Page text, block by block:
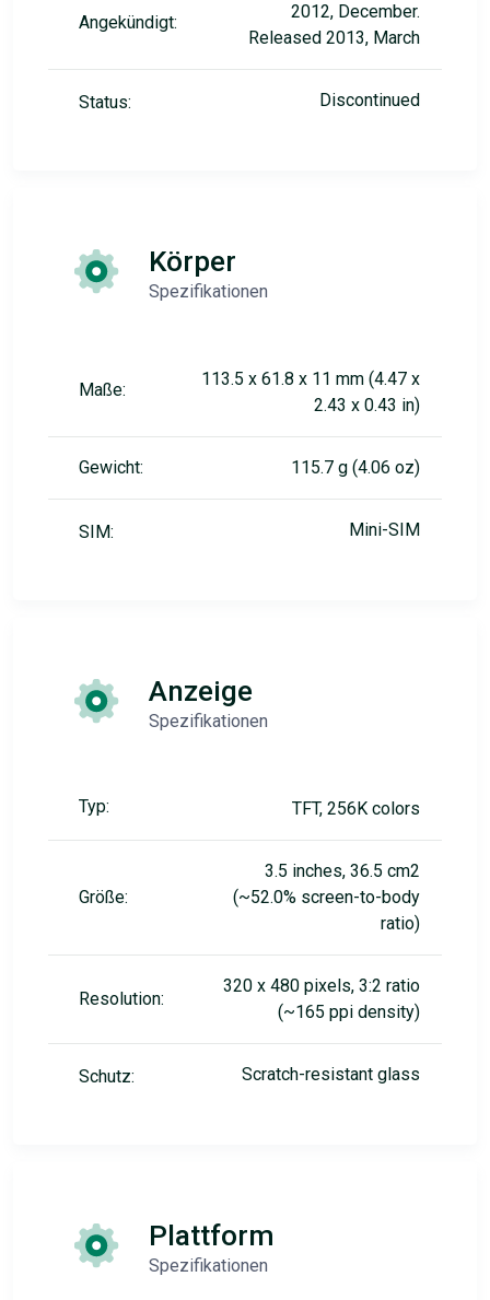
Angekündigt:
2012, December.
Released 2013, March
Status: Discontinued
Körper
Spezifikationen
Maße:
113.5 x 61.8 x 11 mm (4.47 x
2.43 x 0.43 in)
Gewicht: 115.7 g (4.06 oz)
SIM: Mini-SIM
Anzeige
Spezifikationen
Typ: TFT, 256K colors
Größe:
3.5 inches, 36.5 cm2
(~52.0% screen-to-body
ratio)
Resolution:
320 x 480 pixels, 3:2 ratio
(~165 ppi density)
Schutz: Scratch-resistant glass
Plattform
Spezifikationen